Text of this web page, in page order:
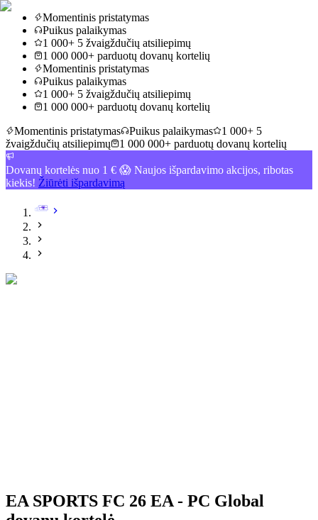
Momentinis pristatymas
Puikus palaikymas
1 000+ 5 žvaigždučių atsiliepimų
1 000 000+ parduotų dovanų kortelių
Momentinis pristatymas
Puikus palaikymas
1 000+ 5 žvaigždučių atsiliepimų
1 000 000+ parduotų dovanų kortelių
Momentinis pristatymas
Puikus palaikymas
1 000+ 5
žvaigždučių atsiliepimų
1 000 000+ parduotų dovanų kortelių
Dovanų kortelės nuo 1 € 😱 Naujos išpardavimo akcijos, ribotas
kiekis! Žiūrėti išpardavimą
EA SPORTS FC 26 EA - PC Global